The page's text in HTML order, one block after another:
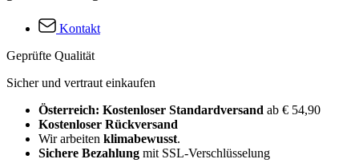
Kontakt
Geprüfte Qualität
Sicher und vertraut einkaufen
Österreich: Kostenloser Standardversand ab € 54,90
Kostenloser Rückversand
Wir arbeiten klimabewusst.
Sichere Bezahlung mit SSL-Verschlüsselung